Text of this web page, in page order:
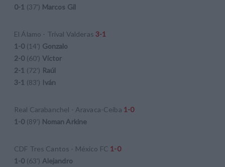
0-1 (37') Marcos Gil
El Álamo - Trival Valderas3-1
1-0 (14') Gonzalo
2-0 (60') Víctor
2-1 (72') Raúl
3-1 (83') Iván
Real Carabanchel - Aravaca-Ceiba 1-0
1-0 (89') Noman Arkine
CDF Tres Cantos - México FC 1-0
1-0 (63') Alejandro